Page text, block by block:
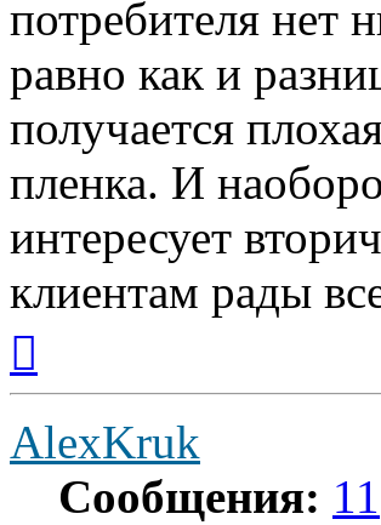
потребителя нет
равно как и
получается
пленка. И
интересует
клиентам рады
началу
AlexKruk
Сообщения: 11